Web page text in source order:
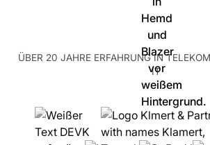
ÜBER 20 JAHRE ERFAHRUNG IN
IT